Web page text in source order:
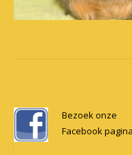
navigation
Bezoek onze
Facebook